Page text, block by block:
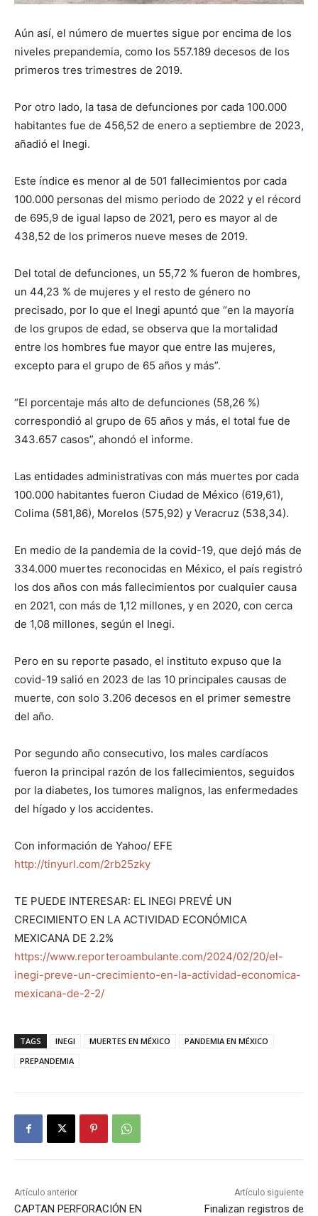
Aún así, el número de muertes sigue por encima de los
niveles prepandemia, como los 557.189 decesos de los
primeros tres trimestres de 2019.
Por otro lado, la tasa de defunciones por cada 100.000
habitantes fue de 456,52 de enero a septiembre de 2023,
añadió el Inegi.
Este índice es menor al de 501 fallecimientos por cada
100.000 personas del mismo periodo de 2022 y el récord
de 695,9 de igual lapso de 2021, pero es mayor al de
438,52 de los primeros nueve meses de 2019.
Del total de defunciones, un 55,72 % fueron de hombres,
un 44,23 % de mujeres y el resto de género no
precisado, por lo que el Inegi apuntó que “en la mayoría
de los grupos de edad, se observa que la mortalidad
entre los hombres fue mayor que entre las mujeres,
excepto para el grupo de 65 años y más”.
“El porcentaje más alto de defunciones (58,26 %)
correspondió al grupo de 65 años y más, el total fue de
343.657 casos”, ahondó el informe.
Las entidades administrativas con más muertes por cada
100.000 habitantes fueron Ciudad de México (619,61),
Colima (581,86), Morelos (575,92) y Veracruz (538,34).
En medio de la pandemia de la covid-19, que dejó más de
334.000 muertes reconocidas en México, el país registró
los dos años con más fallecimientos por cualquier causa
en 2021, con más de 1,12 millones, y en 2020, con cerca
de 1,08 millones, según el Inegi.
Pero en su reporte pasado, el instituto expuso que la
covid-19 salió en 2023 de las 10 principales causas de
muerte, con solo 3.206 decesos en el primer semestre
del año.
Por segundo año consecutivo, los males cardíacos
fueron la principal razón de los fallecimientos, seguidos
por la diabetes, los tumores malignos, las enfermedades
del hígado y los accidentes.
Con información de Yahoo/ EFE
http://tinyurl.com/2rb25zky
TE PUEDE INTERESAR: EL INEGI PREVÉ UN
CRECIMIENTO EN LA ACTIVIDAD ECONÓMICA
MEXICANA DE 2.2%
https://www.reporteroambulante.com/2024/02/20/el-
inegi-preve-un-crecimiento-en-la-actividad-economica-
mexicana-de-2-2/
TAGS INEGI MUERTES EN MÉXICO
PANDEMIA EN MÉXICO
PREPANDEMIA
Artículo anterior
CAPTAN PERFORACIÓN EN
Artículo siguiente
Finalizan registros de